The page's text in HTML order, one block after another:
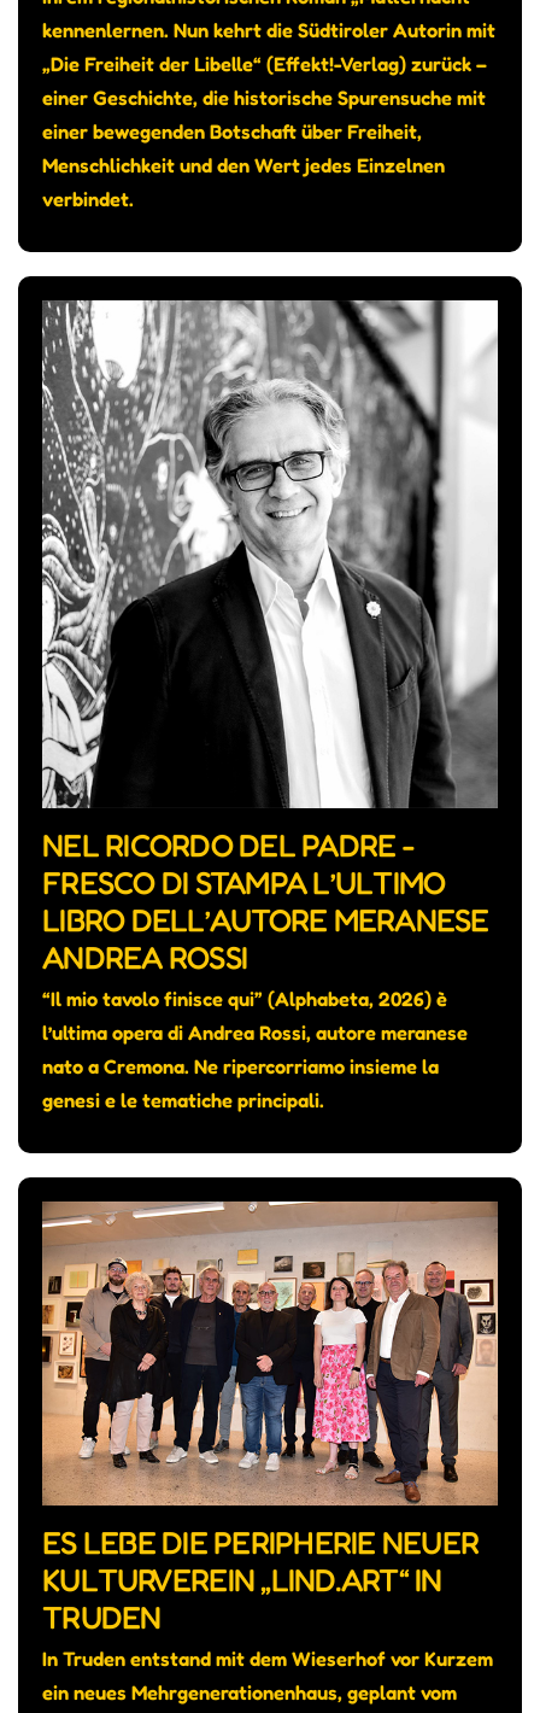
kennenlernen. Nun kehrt die Südtiroler Autorin mit
„Die Freiheit der Libelle“ (Effekt!-Verlag) zurück –
einer Geschichte, die historische Spurensuche mit
einer bewegenden Botschaft über Freiheit,
Menschlichkeit und den Wert jedes Einzelnen
verbindet.
NEL RICORDO DEL PADRE -
FRESCO DI STAMPA L’ULTIMO
LIBRO DELL’AUTORE MERANESE
ANDREA ROSSI
“Il mio tavolo finisce qui” (Alphabeta, 2026) è
l’ultima opera di Andrea Rossi, autore meranese
nato a Cremona. Ne ripercorriamo insieme la
genesi e le tematiche principali.
ES LEBE DIE PERIPHERIE NEUER
KULTURVEREIN „LIND.ART“ IN
TRUDEN
In Truden entstand mit dem Wieserhof vor Kurzem
ein neues Mehrgenerationenhaus, geplant vom